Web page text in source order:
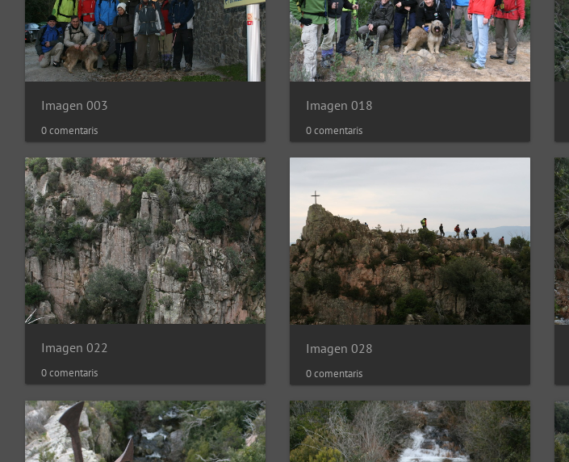
Imagen 003
0 comentaris
Imagen 018
0 comentaris
Imagen 022
0 comentaris
Imagen 028
0 comentaris